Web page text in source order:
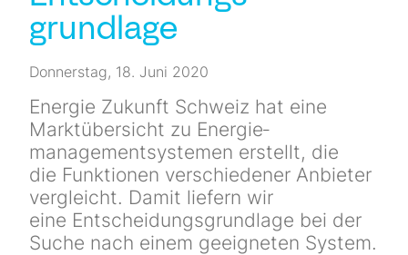
Kontakt
grundlage
Donnerstag, 18. Juni 2020
Energie Zukunft Schweiz hat eine
Marktübersicht zu Energie­
management­systemen erstellt, die
die Funktionen verschiedener Anbieter
vergleicht. Damit liefern wir
eine Entscheidungsgrundlage bei der
Suche nach einem geeigneten System.